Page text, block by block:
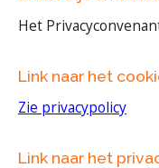
Het
Link naar het
Zie privacypolicy
Link naar het